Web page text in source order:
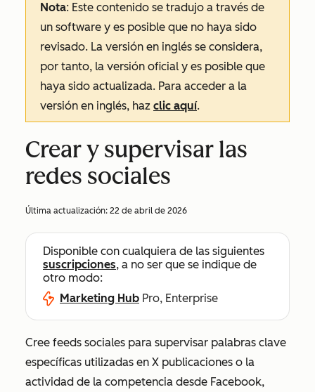
Nota: Este contenido se tradujo a través de
un software y es posible que no haya sido
revisado. La versión en inglés se considera,
por tanto, la versión oficial y es posible que
haya sido actualizada. Para acceder a la
versión en inglés, haz clic aquí.
Crear y supervisar las
redes sociales
Última actualización: 22 de abril de 2026
Disponible con cualquiera de las siguientes
suscripciones, a no ser que se indique de
otro modo:
Marketing Hub Pro, Enterprise
Cree feeds sociales para supervisar palabras clave
específicas utilizadas en X publicaciones o la
actividad de la competencia desde Facebook,